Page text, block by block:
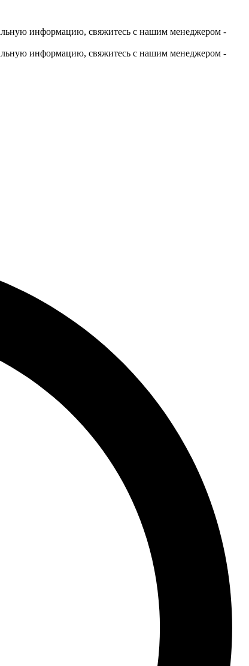
информацию, свяжитесь с нашим менеджером -
информацию, свяжитесь с нашим менеджером -